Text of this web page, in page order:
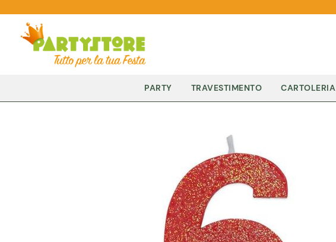
PARTY TRAVESTIMENTO CARTOLERIA